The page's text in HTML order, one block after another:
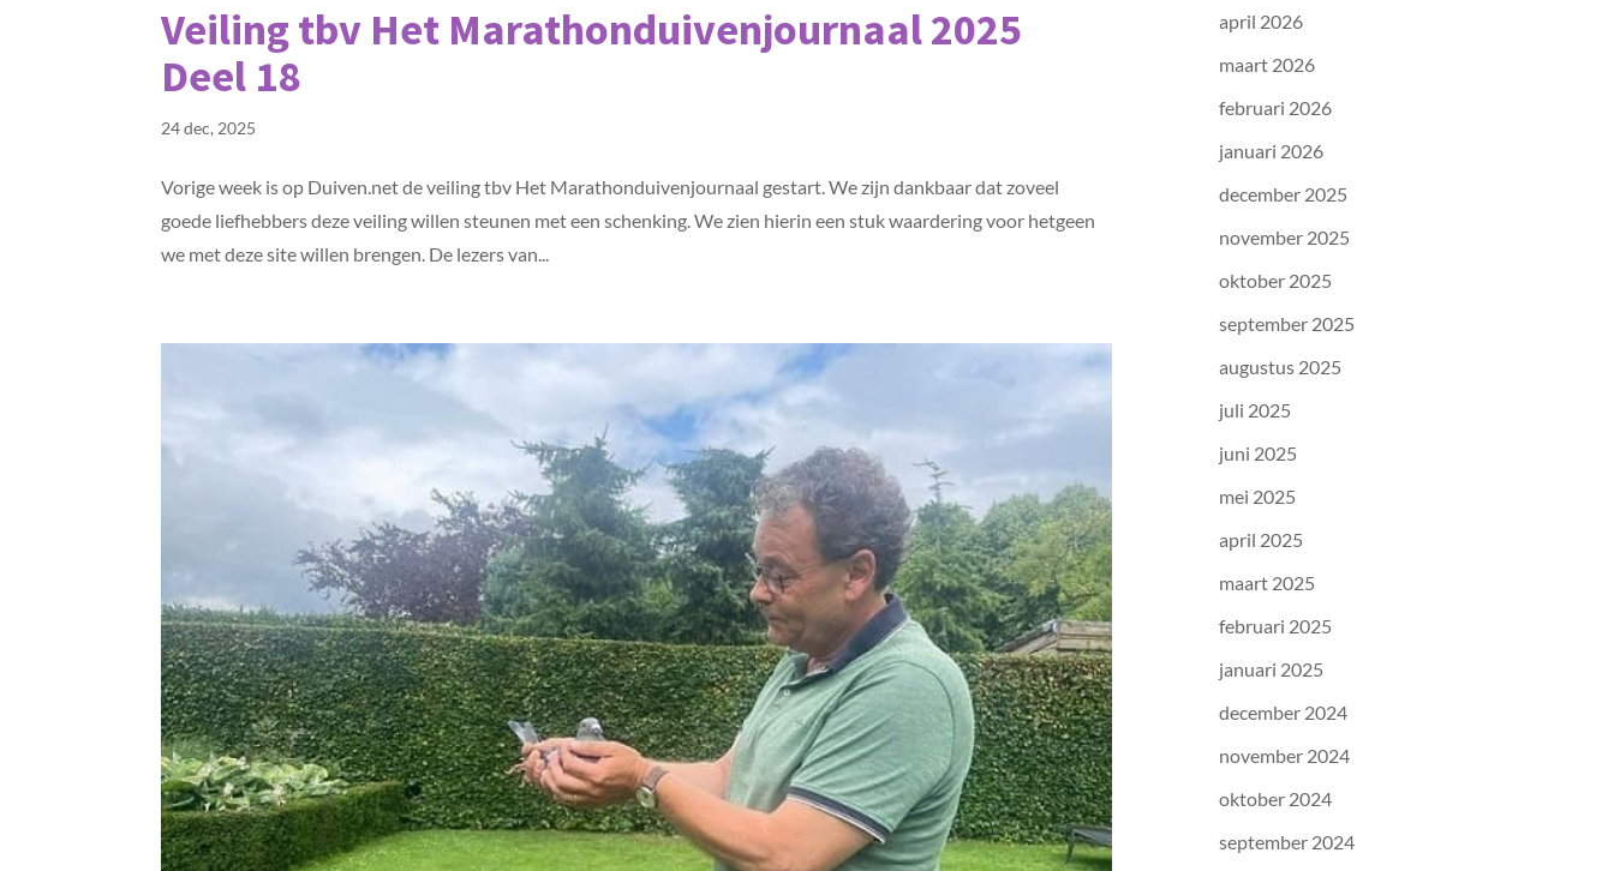
Veiling tbv Het Marathonduivenjournaal 2025
Deel 18
24 dec, 2025
Vorige week is op Duiven.net de veiling tbv Het Marathonduivenjournaal gestart. We zijn dankbaar dat zoveel
goede liefhebbers deze veiling willen steunen met een schenking. We zien hierin een stuk waardering voor hetgeen
we met deze site willen brengen. De lezers van...
april 2026
maart 2026
februari 2026
januari 2026
december 2025
november 2025
oktober 2025
september 2025
augustus 2025
juli 2025
juni 2025
mei 2025
april 2025
maart 2025
februari 2025
januari 2025
december 2024
november 2024
oktober 2024
september 2024